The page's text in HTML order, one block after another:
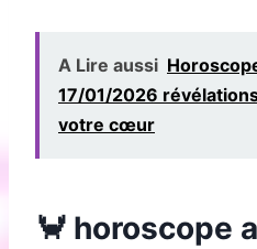
A Lire aussi
17/01/2026
votre cœur
🦀 horoscope